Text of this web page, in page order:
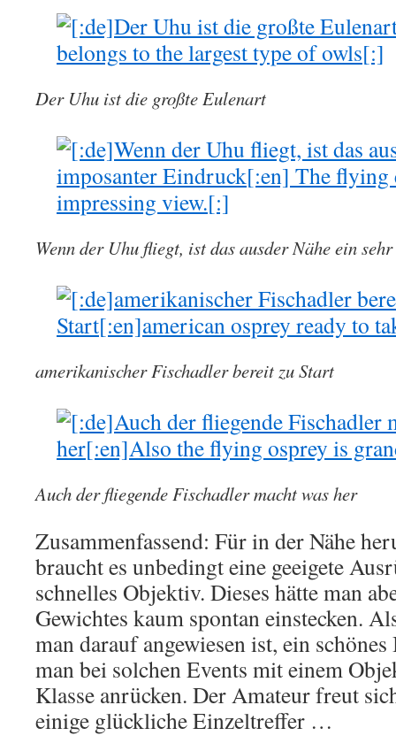
Der Uhu ist die großte Eulenart
Wenn der Uhu fliegt, ist das ausder Nähe ein
amerikanischer Fischadler bereit zu Start
Auch der fliegende Fischadler macht was her
Zusammenfassend: Für in der Nähe
braucht es unbedingt eine geeigete
schnelles Objektiv. Dieses hätte man
Gewichtes kaum spontan einstecken.
man darauf angewiesen ist, ein
man bei solchen Events mit einem
Klasse anrücken. Der Amateur freut
einige glückliche Einzeltreffer …